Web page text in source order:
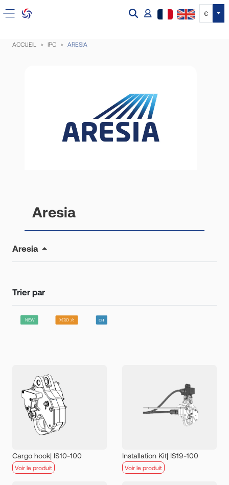
€
ACCUEIL IPC ARESIA
Aresia
Aresia
Trier par
Cargo hook| IS10-100
Voir le produit
Installation Kit| IS19-100
Voir le produit